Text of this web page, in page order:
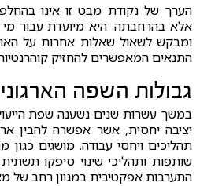
הערך של נקודת מבט זו אינו
אלא בהרחבתה. היא מיועדת עבור מי
ומבקש לשאול שאלות אחרות על
התנאים המאפשרים להחזיק
גבולות השפה
במשך עשרות שנים נשענה שפת
יציבה יחסית, אשר אפשרה להבין
תהליכים ויחסי עבודה. מושגים כגון
שותפות ותהליכי שינוי סיפקו
התערבות אפקטיבית במגוון רחב של